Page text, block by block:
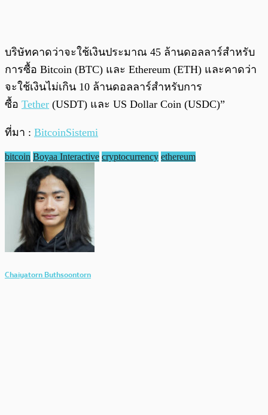
บริษัทคาดว่าจะใช้เงินประมาณ 45 ล้านดอลลาร์สำหรับ
การซื้อ Bitcoin (BTC) และ Ethereum (ETH) และคาดว่า
จะใช้เงินไม่เกิน 10 ล้านดอลลาร์สำหรับการ
ซื้อ Tether (USDT) และ US Dollar Coin (USDC)”
ที่มา : BitcoinSistemi
bitcoin Boyaa Interactive cryptocurrency ethereum
Chaiyatorn Buthsoontorn